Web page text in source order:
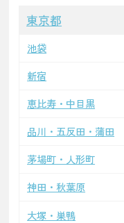
東京都
池袋
新宿
恵比寿・中目黒
品川・五反田・蒲田
茅場町・人形町
神田・秋葉原
大塚・巣鴨